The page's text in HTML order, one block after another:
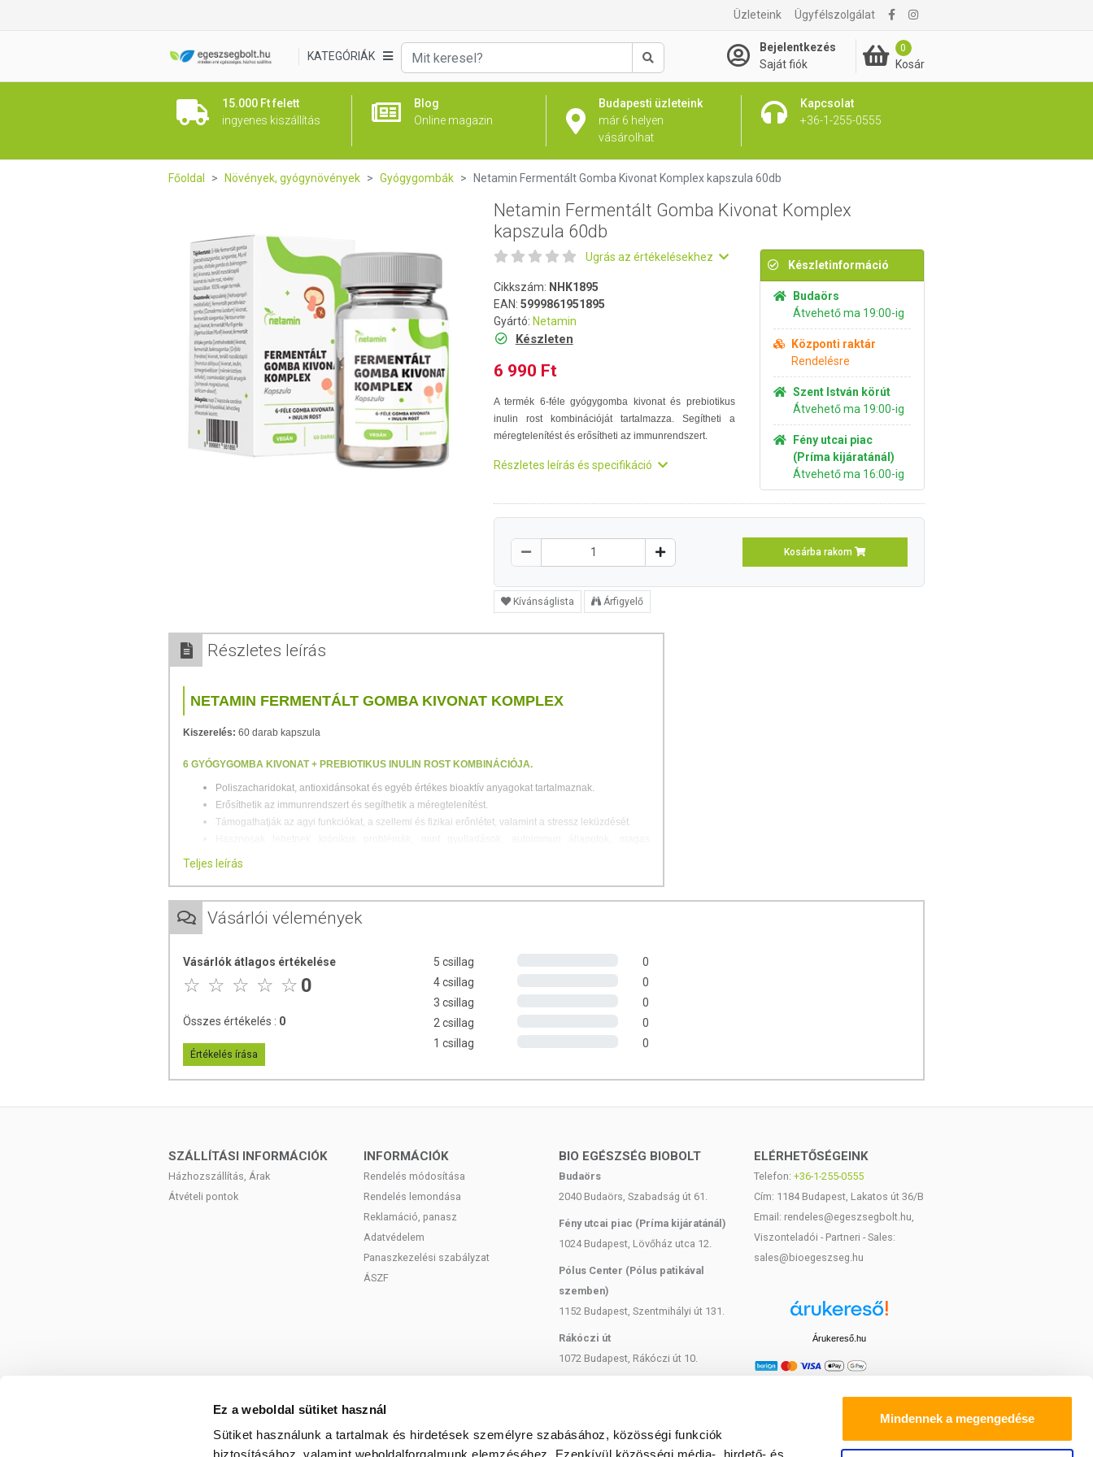
Ez a weboldal sütiket használ
Sütiket használunk a tartalmak és hirdetések személyre szabásához, közösségi funkciók
Mindennek a megengedése
Üzleteink Ügyfélszolgálat
KATEGÓRIÁK
Keresés
Bejelentkezés
Saját fiók
0
Kosár
15.000 Ft felett
ingyenes kiszállítás
Blog
Online magazin
Budapesti üzleteink
már 6 helyen
vásárolhat
Kapcsolat
+36-1-255-0555
6 990 Ft Kosárba rakom
Főoldal Növények, gyógynövények Gyógygombák Netamin Fermentált Gomba Kivonat Komplex kapszula 60db
Netamin Fermentált Gomba Kivonat Komplex
kapszula 60db
Ugrás az értékelésekhez
Cikkszám: NHK1895
EAN: 5999861951895
Gyártó: Netamin
Készleten
6 990 Ft
A termék 6-féle gyógygomba kivonat és prebiotikus
inulin rost kombinációját tartalmazza. Segítheti a
méregtelenítést és erősítheti az immunrendszert.
Részletes leírás és specifikáció
Készletinformáció
Budaörs
Átvehető ma 19:00-ig
Központi raktár
Rendelésre
Szent István körút
Átvehető ma 19:00-ig
Fény utcai piac
(Príma kijáratánál)
Átvehető ma 16:00-ig
Kosárba rakom
Kívánságlista Árfigyelő
Részletes leírás
NETAMIN FERMENTÁLT GOMBA KIVONAT KOMPLEX
Kiszerelés: 60 darab kapszula
6 GYÓGYGOMBA KIVONAT + PREBIOTIKUS INULIN ROST KOMBINÁCIÓJA.
Poliszacharidokat, antioxidánsokat és egyéb értékes bioaktív anyagokat tartalmaznak.
Erősíthetik az immunrendszert és segíthetik a méregtelenítést.
Támogathatják az agyi funkciókat, a szellemi és fizikai erőnlétet, valamint a stressz leküzdését.
vérnyomás, magas koleszterin- és vércukorszint esetén is.
A termékben megtalálható gyógygomba-kivonatok:
Pecsétviaszgomba (Ganoderma lucidum), ismertebb nevén Reishi gomba.
Shiitake gomba (Lentinula edodes).
Bokrosgomba (Grifola frondosa), ismertebb nevén Maitake gomba.
Terülő rozsdástapló (Inonotus obliquus), ismertebb nevén Chaga gomba.
Az 5 fermentált formában jelen lévő gomba-kivonatokat fermentáció, vagyis erjesztés útján dolgozták fel.
Ez a természetes biokémiai folyamat, mikroorganizmusok (pl. baktériumok) segítségével alakítja át a
gyógygombákat, kiemelve azok kivételes potenciálját. Kutatások szerint a fermentálás javítja az
emészthetőséget és a tápanyagok hasznosulását, növeli a gombák beltartalmi értékét, és új vitaminokat,
baktériumokat, így hozzájárul a bélflóra egészségének megőrzéséhez. Ez kulcsfontosságú az
A gyógygombák általánosságban szuperélelmiszereknek (superfoodoknak) tekinthetők, mivel tele vannak
az emberi szervezet számára igen értékes tápanyagokkal. Külön említést érdemelnek a béta-glükánok és
egyéb poliszacharidok, a terpének, terpenoidok, polifenolok, szterolok, fehérjék, zsírsavak, valamint
Az inulin egy vízben oldódó növényi rost, kémiailag fruktán, azaz fruktóz egységekből álló poliszacharid
(komplex szénhidrát). Számos növényben előfordul (több mint 36 ezer fajban!), ahol energiatárolásra
szolgál. Inulinforrás többek között a csicsóka, cikória, vöröshagyma, fokhagyma, articsóka és a
Tudományosan bizonyított és elfogadott tény, hogy az inulin prebiotikumként rendkívül előnyösen
FELHASZNÁLÁSI JAVASLAT
Ajánlott adagolás:Napi 2 kapszula, bő folyadékkal, lehetőleg étkezések között bevéve.
Teljes leírás
Vásárlói vélemények
Vásárlók átlagos értékelése
0
Összes értékelés : 0
Értékelés írása
5 csillag
0
4 csillag
0
3 csillag
0
2 csillag
0
1 csillag
0
SZÁLLÍTÁSI INFORMÁCIÓK
Házhozszállítás, Árak
Átvételi pontok
INFORMÁCIÓK
Rendelés módosítása
Rendelés lemondása
Reklamáció, panasz
Adatvédelem
Panaszkezelési szabályzat
ÁSZF
BIO EGÉSZSÉG BIOBOLT
Budaörs
2040 Budaörs, Szabadság út 61.
Fény utcai piac (Príma kijáratánál)
1024 Budapest, Lövőház utca 12.
Pólus Center (Pólus patikával
szemben)
1152 Budapest, Szentmihályi út 131.
Rákóczi út
1072 Budapest, Rákóczi út 10.
Bartók Béla
ELÉRHETŐSÉGEINK
Telefon: +36-1-255-0555
Cím: 1184 Budapest, Lakatos út 36/B
Email: rendeles@egeszsegbolt.hu,
Viszonteladói - Partneri - Sales:
sales@bioegeszseg.hu
Árukereső.hu